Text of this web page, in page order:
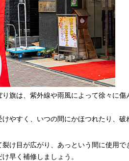
旗は、紫外線や雨風によって徐々に傷
やすく、いつの間にかほつれたり、破
け目が広がり、あっという間に使用で
早く補修しましょう。